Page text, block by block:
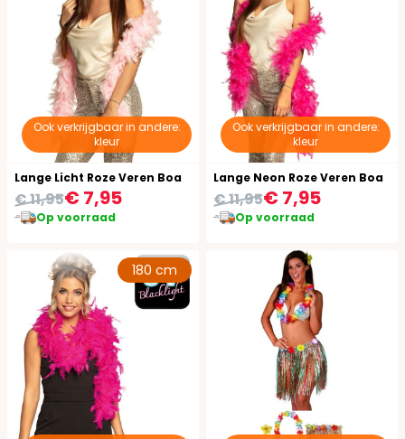
Ook verkrijgbaar in andere:
kleur
Lange Licht Roze Veren Boa
€ 7,95
€ 11,95
Op voorraad
Ook verkrijgbaar in andere:
kleur
Lange Neon Roze Veren Boa
€ 7,95
€ 11,95
Op voorraad
180 cm